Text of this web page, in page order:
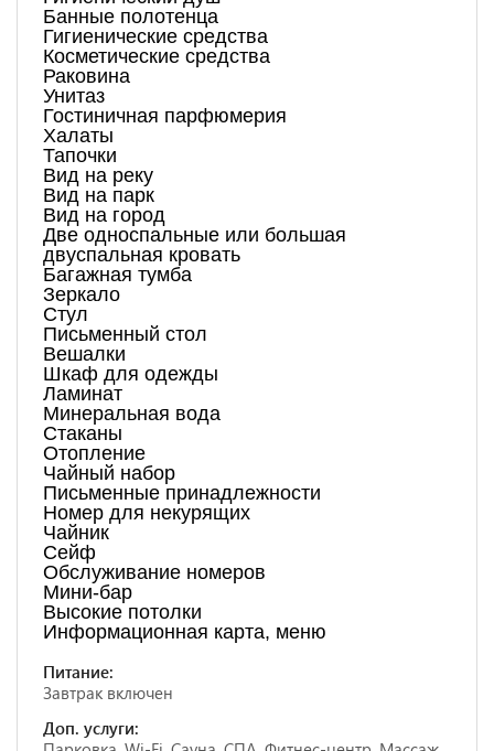
Банные полотенца
Гигиенические средства
Косметические средства
Раковина
Унитаз
Гостиничная парфюмерия
Халаты
Тапочки
Вид на реку
Вид на парк
Вид на город
Две односпальные или большая
двуспальная кровать
Багажная тумба
Зеркало
Стул
Письменный стол
Вешалки
Шкаф для одежды
Ламинат
Минеральная вода
Стаканы
Отопление
Чайный набор
Письменные принадлежности
Номер для некурящих
Чайник
Сейф
Обслуживание номеров
Мини-бар
Высокие потолки
Информационная карта, меню
Питание:
Завтрак включен
Доп. услуги: